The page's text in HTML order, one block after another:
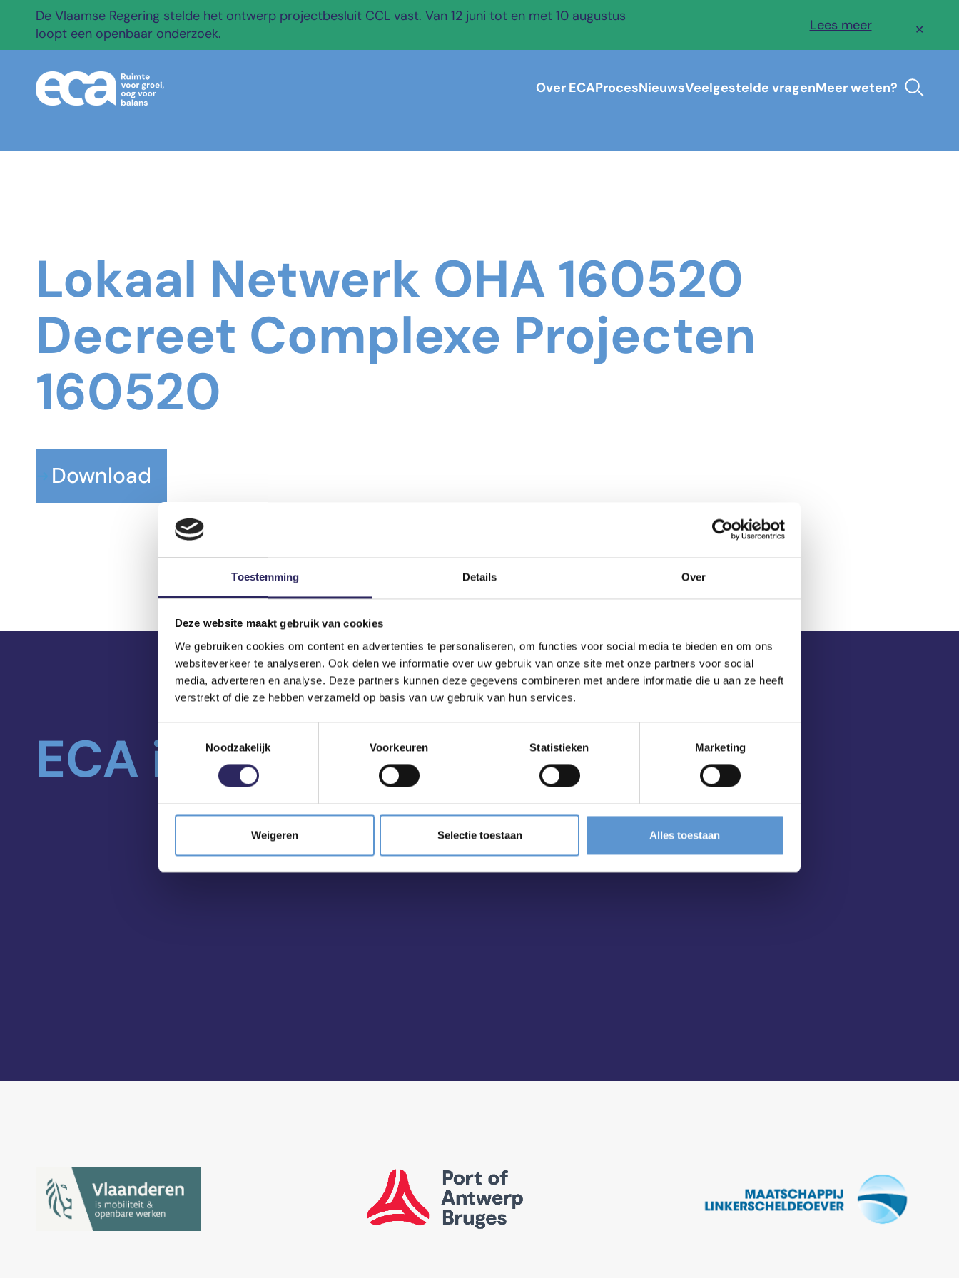
Toestemming Details Over
Deze website maakt gebruik van cookies
We gebruiken cookies om content en advertenties te personaliseren, om functies voor social media te bieden en om ons
websiteverkeer te analyseren. Ook delen we informatie over uw gebruik van onze site met onze partners voor social
media, adverteren en analyse. Deze partners kunnen deze gegevens combineren met andere informatie die u aan ze heeft
verstrekt of die ze hebben verzameld op basis van uw gebruik van hun services.
Noodzakelijk
Voorkeuren Statistieken Marketing
Weigeren Selectie toestaan Alles toestaan
De Vlaamse Regering stelde het ontwerp projectbesluit CCL vast. Van 12 juni tot en met 10 augustus
loopt een openbaar onderzoek.
Lees meer ✕
Over ECAProcesNieuwsVeelgestelde vragenMeer weten?
Lokaal Netwerk OHA 160520
Decreet Complexe Projecten
160520
Download
ECA in je mailbox?